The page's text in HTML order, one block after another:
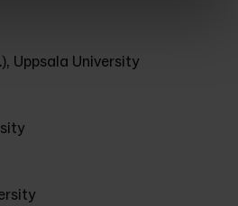
Uppsala University